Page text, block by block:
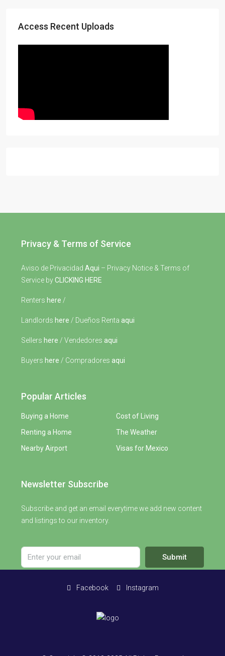
Access Recent Uploads
Privacy & Terms of Service
Aviso de Privacidad Aqui – Privacy Notice & Terms of
Service byCLICKING HERE
Renters here /
Landlords here / Dueños Renta aqui
Sellers here / Vendedores aqui
Buyers here / Compradores aqui
Popular Articles
Buying a Home
Renting a Home
Nearby Airport
Cost of Living
The Weather
Visas for Mexico
Newsletter Subscribe
Subscribe and get an email everytime we add new content
and listings to our inventory.
Submit
Facebook Instagram